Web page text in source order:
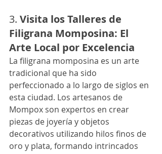
3. Visita los Talleres de
Filigrana Momposina: El
Arte Local por Excelencia
La filigrana momposina es un arte
tradicional que ha sido
perfeccionado a lo largo de siglos en
esta ciudad. Los artesanos de
Mompox son expertos en crear
piezas de joyería y objetos
decorativos utilizando hilos finos de
oro y plata, formando intrincados